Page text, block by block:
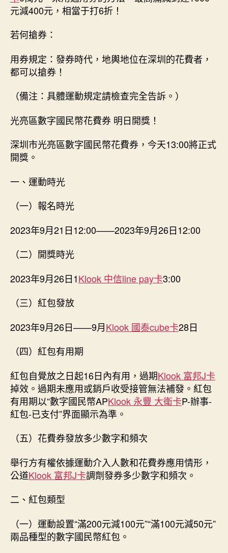
元減400元，相當于打6折！
若何搶券：
用券規定：發券時代，地輿地位在深圳的花費者，
都可以搶券！
（備注：具體運動規定請檢查完全告訴。）
光亮區數字國民幣花費券 明日開獎！
深圳市光亮區數字國民幣花費券，今天13:00將正式
開獎。
一、運動時光
（一）報名時光
2023年9月21日12:00——2023年9月26日12:00
（二）開獎時光
2023年9月26日1Klook 中信line pay卡3:00
（三）紅包發放
2023年9月26日——9月Klook 國泰cube卡28日
（四）紅包有用期
紅包自覺放之日起16日內有用，過期Klook 富邦J卡
掉效。過期未應用或銷戶收受接管無法補發。紅包
有用期以“數字國民幣APKlook 永豐 大衛卡P-辦事-
紅包-已支付”界面顯示為準。
（五）花費券發放多少數字和頻次
舉行方有權依據運動介入人數和花費券應用情形，
公道Klook 富邦J卡調劑發券多少數字和頻次。
二、紅包類型
（一）運動設置“滿200元減100元”“滿100元減50元”
兩品種型的數字國民幣紅包。